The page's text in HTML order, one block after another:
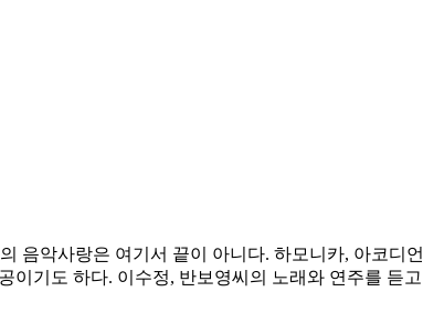
음악사랑은 여기서 끝이 아니다. 하모니카, 아코디언
이기도 하다. 이수정, 반보영씨의 노래와 연주를 듣고